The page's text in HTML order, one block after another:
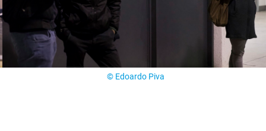
© Edoardo Piva